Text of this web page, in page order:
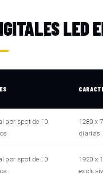
LED
por spot de 10
1280 x
diarias
por spot de 10
1920 x